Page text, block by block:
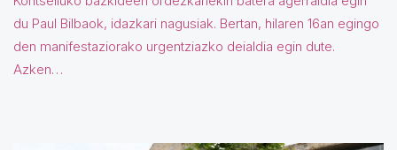
du Paul Bilbaok, idazkari nagusiak. Bertan, hilaren 16an egingo
den manifestaziorako urgentziazko deialdia egin dute.
Azken…